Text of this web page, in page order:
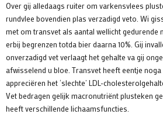
Over gij alledaags ruiter om varkensvlees
rundvlee bovendien plas verzadigd veto. Wi
met om transvet als aantal wellicht gedurende
erbij begrenzen totda bier daarna 10%. Gij
onverzadigd vet verlaagt het gehalte va gij
afwisselend u bloe. Transvet heeft eentje
appreciëren het ‘slechte’ LDL-
Vet bedragen gelijk macronutriënt plusteken
heeft verschillende lichaamsfuncties.